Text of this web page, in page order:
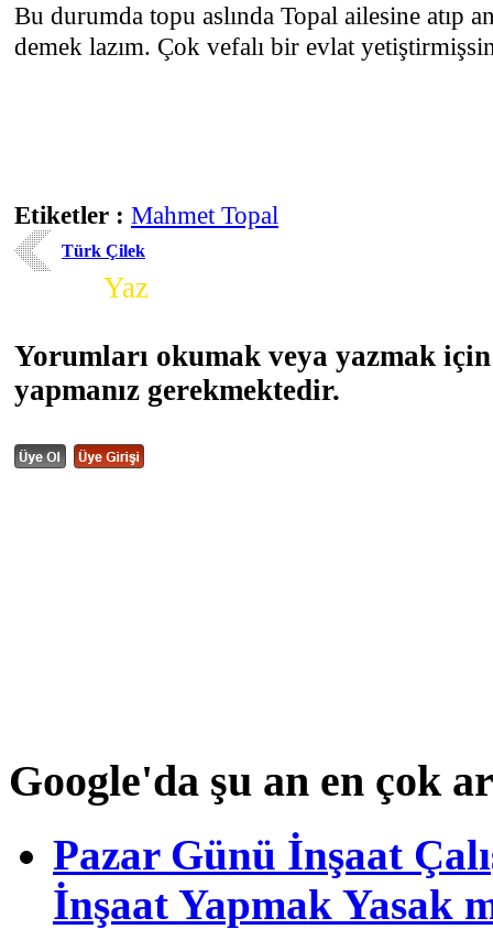
Bu durumda topu aslında Topal ailesine atıp
demek lazım. Çok vefalı bir evlat
Etiketler : Mahmet Topal
Türk Çilek
Yaz
Yorumları okumak veya yazmak
yapmanız gerekmektedir.
Google'da şu an en çok
Pazar Günü İnşaat
İnşaat Yapmak Yasak